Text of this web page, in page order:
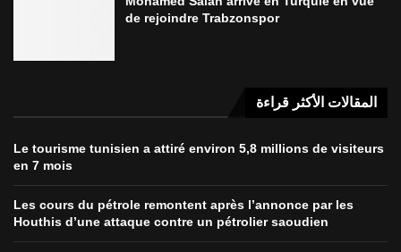
de rejoindre Trabzonspor
المقالات الأكثر قراءة
Le tourisme tunisien a attiré environ 5,8 millions de visiteurs
en 7 mois
Les cours du pétrole remontent après l’annonce par les
Houthis d’une attaque contre un pétrolier saoudien